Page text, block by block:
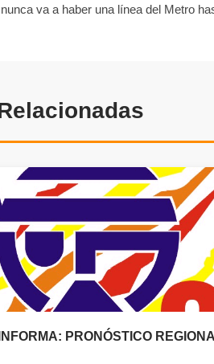
va a haber una línea del Metro
PRONÓSTICO